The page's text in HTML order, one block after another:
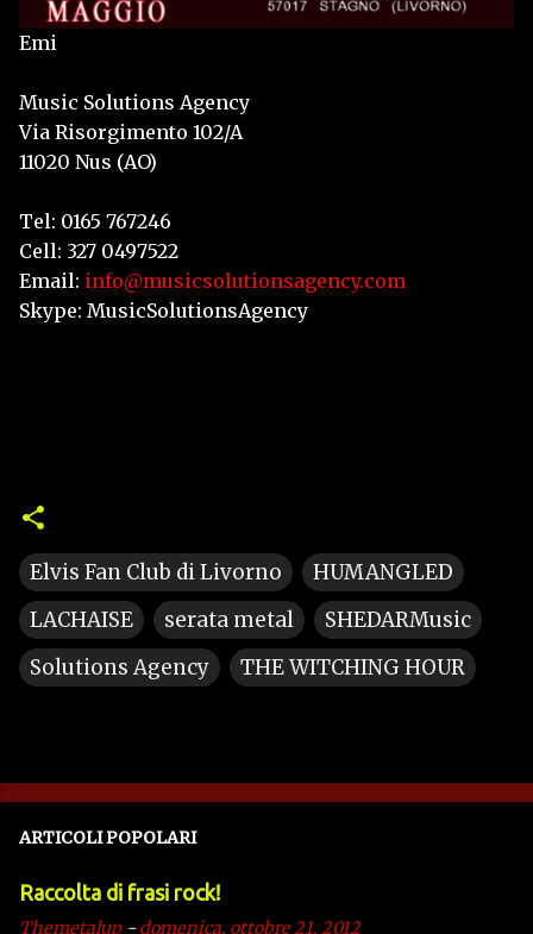
Emi
Music Solutions Agency
Via Risorgimento 102/A
11020 Nus (AO)
Tel: 0165 767246
Cell: 327 0497522
Email: info@musicsolutionsagency.com
Skype: MusicSolutionsAgency
Elvis Fan Club di Livorno
HUMANGLED
LACHAISE
serata metal
SHEDARMusic
Solutions Agency
THE WITCHING HOUR
ARTICOLI POPOLARI
Raccolta di frasi rock!
Themetalup -domenica, ottobre 21, 2012